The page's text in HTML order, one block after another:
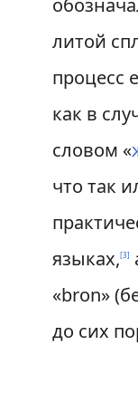
литой
процесс
как в
словом «
что так
языках,[3]
«bron»
до сих